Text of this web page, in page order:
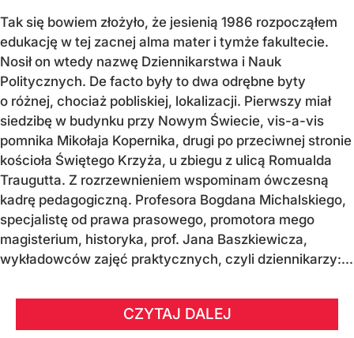
Tak się bowiem złożyło, że jesienią 1986 rozpocząłem
edukację w tej zacnej alma mater i tymże fakultecie.
Nosił on wtedy nazwę Dziennikarstwa i Nauk
Politycznych. De facto były to dwa odrębne byty
o różnej, chociaż pobliskiej, lokalizacji. Pierwszy miał
siedzibę w budynku przy Nowym Świecie, vis-a-vis
pomnika Mikołaja Kopernika, drugi po przeciwnej stronie
kościoła Świętego Krzyża, u zbiegu z ulicą Romualda
Traugutta. Z rozrzewnieniem wspominam ówczesną
kadrę pedagogiczną. Profesora Bogdana Michalskiego,
specjalistę od prawa prasowego, promotora mego
magisterium, historyka, prof. Jana Baszkiewicza,
wykładowców zajęć praktycznych, czyli dziennikarzy:...
CZYTAJ DALEJ